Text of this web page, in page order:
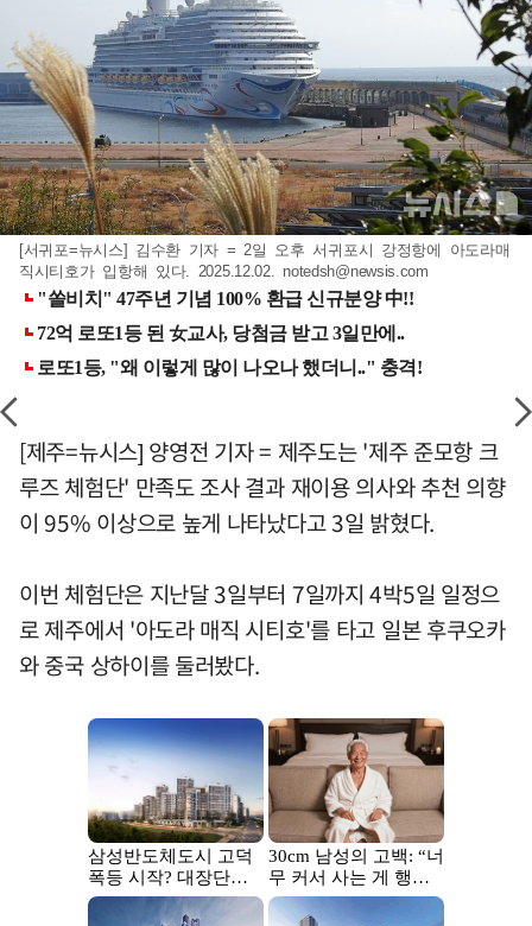
[서귀포=뉴시스] 김수환 기자 = 2일 오후 서귀포시 강정항에 아도라매
직시티호가 입항해 있다. 2025.12.02. notedsh@newsis.com
[제주=뉴시스] 양영전 기자 = 제주도는 '제주 준모항 크
루즈 체험단' 만족도 조사 결과 재이용 의사와 추천 의향
이 95% 이상으로 높게 나타났다고 3일 밝혔다.
이번 체험단은 지난달 3일부터 7일까지 4박5일 일정으
로 제주에서 '아도라 매직 시티호'를 타고 일본 후쿠오카
와 중국 상하이를 둘러봤다.